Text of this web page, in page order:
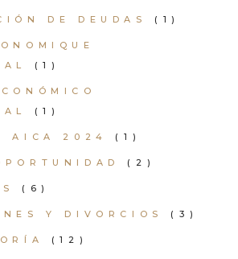
DE DEUDAS (1)
(1)
(1)
AICA 2024 (1)
(2)
(6)
Y DIVORCIOS (3)
(12)